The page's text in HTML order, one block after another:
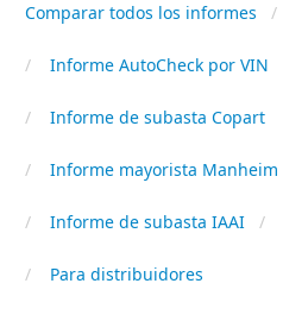
Comparar todos los informes
Informe AutoCheck por VIN
Informe de subasta Copart
Informe mayorista Manheim
Informe de subasta IAAI
Para distribuidores